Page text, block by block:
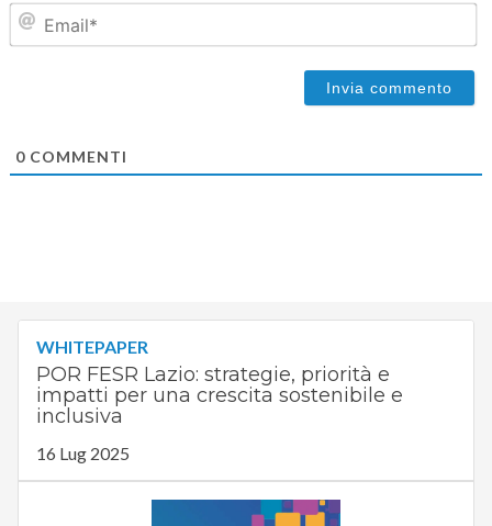
0COMMENTI
WHITEPAPER
POR FESR Lazio: strategie, priorità e
impatti per una crescita sostenibile e
inclusiva
16 Lug 2025